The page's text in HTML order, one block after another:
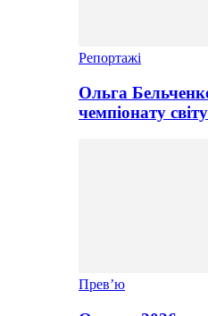
Репортажі
Ольга
чемпіонату
Прев’ю